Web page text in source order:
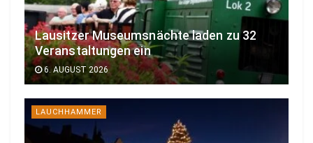
Lausitzer Museumsnächte laden zu 32
Veranstaltungen ein
6. AUGUST 2026
LAUCHHAMMER